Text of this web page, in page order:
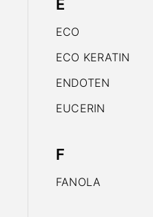
E
ECO
ECO KERATIN
ENDOTEN
EUCERIN
F
FANOLA